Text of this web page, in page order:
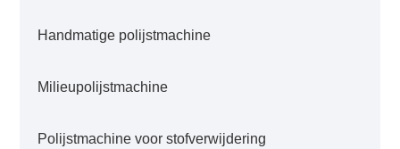
Handmatige polijstmachine
Milieupolijstmachine
Polijstmachine voor stofverwijdering